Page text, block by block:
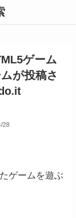
ゲーム
が投稿さ
28
ゲームを遊ぶ